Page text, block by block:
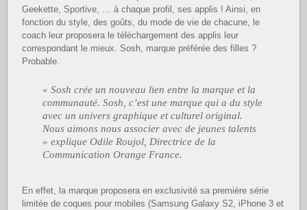
Geekette, Sportive, … à chaque profil, ses applis ! Ainsi, en
fonction du style, des goûts, du mode de vie de chacune, le
coach leur proposera le téléchargement des applis leur
correspondant le mieux. Sosh, marque préférée des filles ?
Probable.
« Sosh crée un nouveau lien entre la marque et la
communauté. Sosh, c’est une marque qui a du style
avec un univers graphique et culturel original.
Nous aimons nous associer avec de jeunes talents
» explique Odile Roujol, Directrice de la
Communication Orange France.
En effet, la marque proposera en exclusivité sa première série
limitée de coques pour mobiles (Samsung Galaxy S2, iPhone 3 et